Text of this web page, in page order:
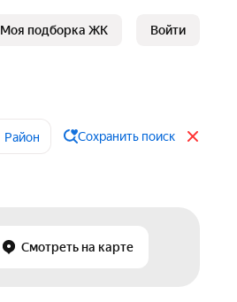
Моя подборка ЖК Войти
Район Сохранить поиск
Смотреть на карте